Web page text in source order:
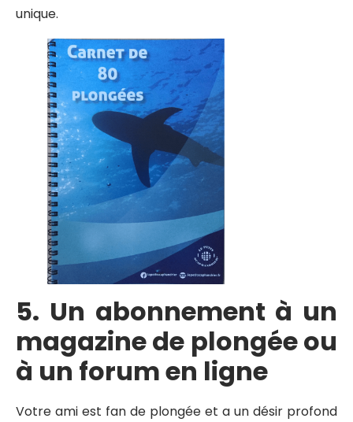
unique.
5. Un abonnement à un
magazine de plongée ou
à un forum en ligne
Votre ami est fan de plongée et a un désir profond